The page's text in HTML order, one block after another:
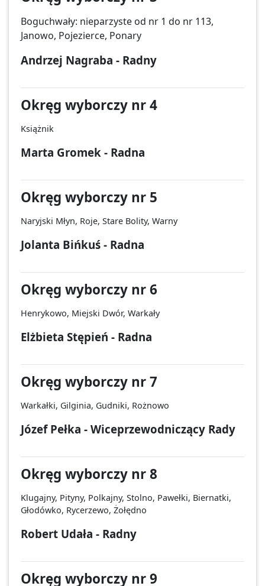
Boguchwały: nieparzyste od nr 1 do nr 113,
Janowo, Pojezierce, Ponary
Andrzej Nagraba - Radny
Okręg wyborczy nr 4
Książnik
Marta Gromek - Radna
Okręg wyborczy nr 5
Naryjski Młyn, Roje, Stare Bolity, Warny
Jolanta Bińkuś - Radna
Okręg wyborczy nr 6
Henrykowo, Miejski Dwór, Warkały
Elżbieta Stępień - Radna
Okręg wyborczy nr 7
Warkałki, Gilginia, Gudniki, Rożnowo
Józef Pełka - Wiceprzewodniczący Rady
Okręg wyborczy nr 8
Klugajny, Pityny, Polkajny, Stolno, Pawełki, Biernatki,
Głodówko, Rycerzewo, Żołędno
Robert Udała - Radny
Okręg wyborczy nr 9